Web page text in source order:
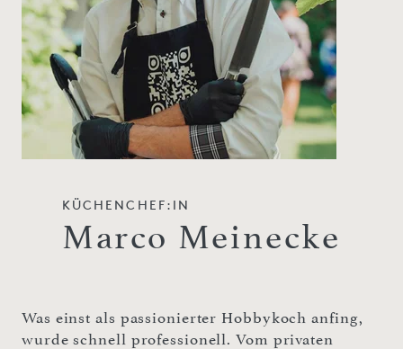
KÜCHENCHEF:IN
Marco Meinecke
Was einst als passionierter Hobbykoch anfing,
wurde schnell professionell. Vom privaten